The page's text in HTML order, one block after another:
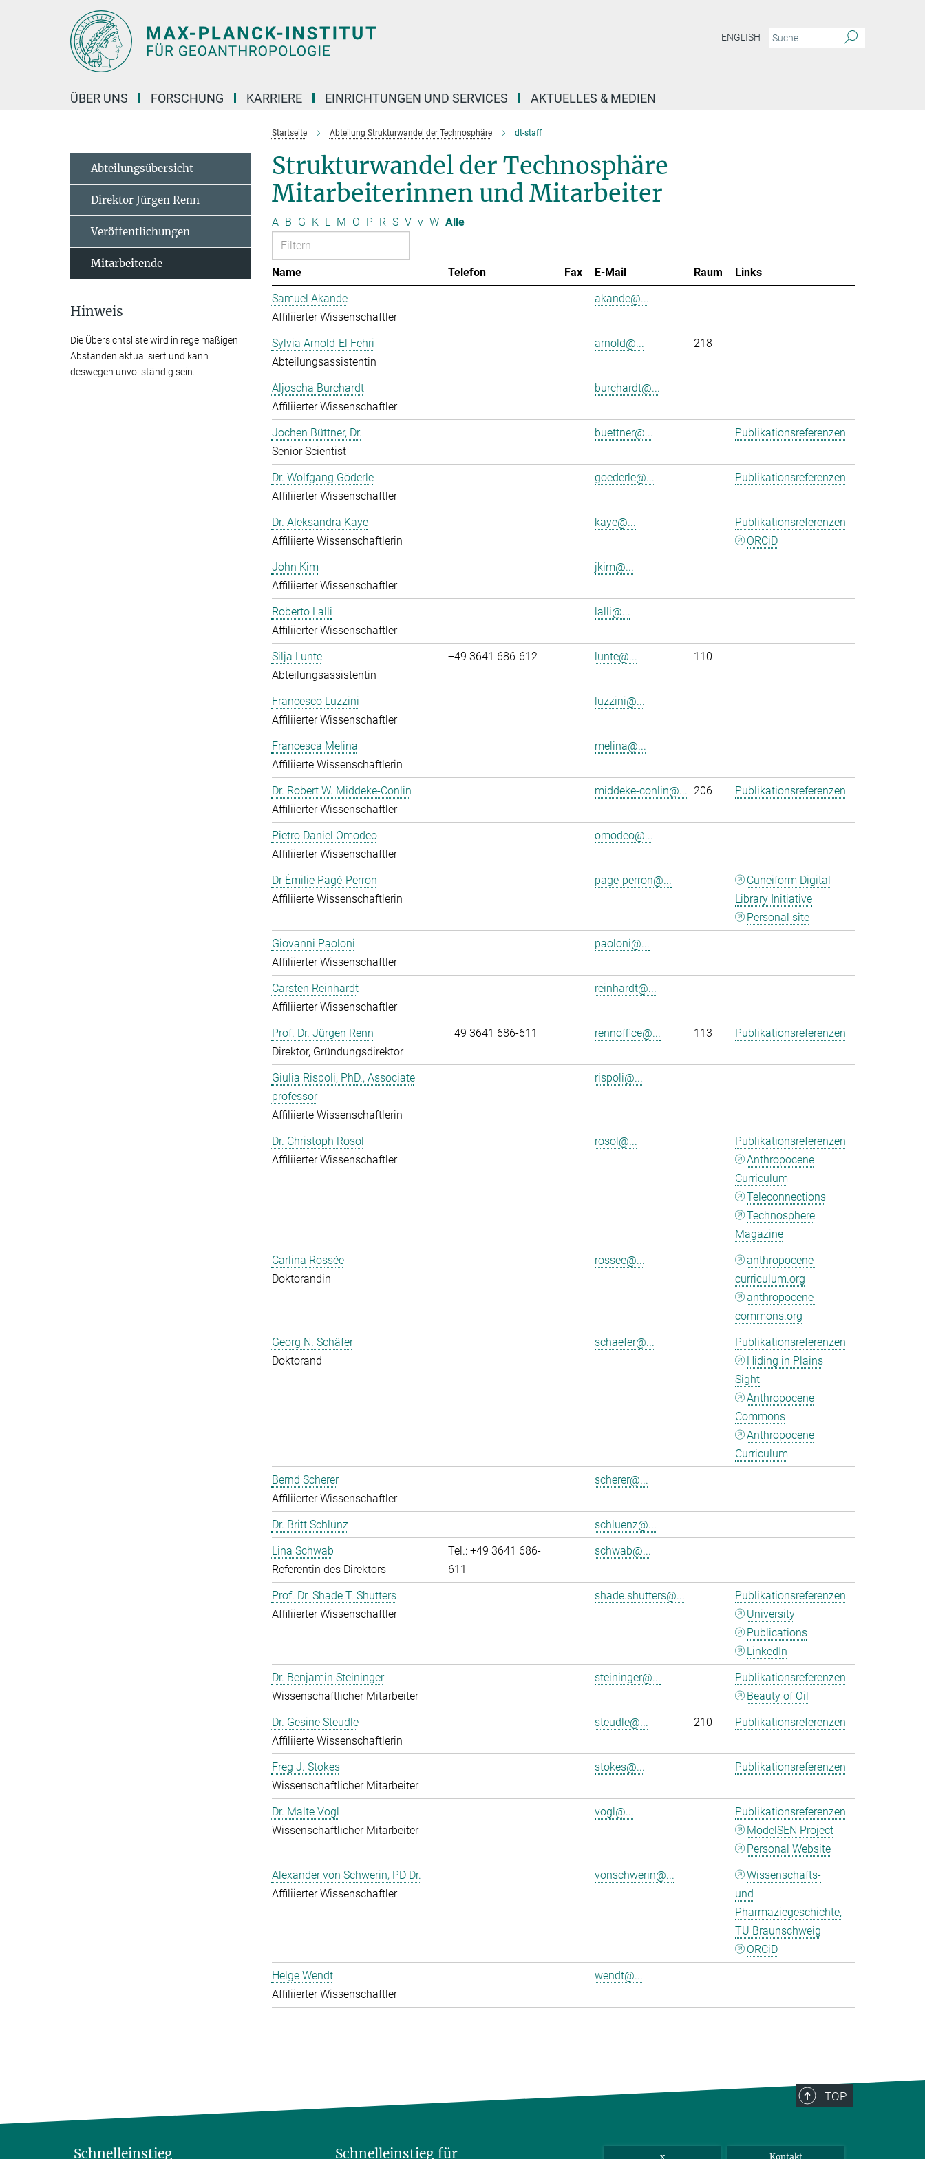
ENGLISH
ÜBER UNS FORSCHUNG KARRIERE EINRICHTUNGEN UND SERVICES AKTUELLES & MEDIEN
Startseite Abteilung Strukturwandel der Technosphäre dt-staff
Strukturwandel der Technosphäre
Mitarbeiterinnen und Mitarbeiter
A B G K L M O P R S V v W Alle
Name Telefon Fax E-Mail Raum
Links
Samuel Akande
Affiliierter Wissenschaftler
akande@...
Sylvia Arnold-El Fehri
Abteilungsassistentin
arnold@... 218
Aljoscha Burchardt
Affiliierter Wissenschaftler
burchardt@...
Jochen Büttner, Dr.
Senior Scientist
buettner@... Publikationsreferenzen
Dr. Wolfgang Göderle
Affiliierter Wissenschaftler
goederle@... Publikationsreferenzen
Dr. Aleksandra Kaye
Affiliierte Wissenschaftlerin
kaye@...
Publikationsreferenzen
ORCiD
John Kim
Affiliierter Wissenschaftler
jkim@...
Roberto Lalli
Affiliierter Wissenschaftler
lalli@...
Silja Lunte
Abteilungsassistentin
+49 3641 686-612 lunte@... 110
Francesco Luzzini
Affiliierter Wissenschaftler
luzzini@...
Francesca Melina
Affiliierte Wissenschaftlerin
melina@...
Dr. Robert W. Middeke-Conlin
Affiliierter Wissenschaftler
middeke-conlin@... 206 Publikationsreferenzen
Pietro Daniel Omodeo
Affiliierter Wissenschaftler
omodeo@...
Dr Émilie Pagé-Perron
Affiliierte Wissenschaftlerin
page-perron@...
Cuneiform Digital
Library Initiative
Personal site
Giovanni Paoloni
Affiliierter Wissenschaftler
paoloni@...
Carsten Reinhardt
Affiliierter Wissenschaftler
reinhardt@...
Prof. Dr. Jürgen Renn
Direktor, Gründungsdirektor
+49 3641 686-611 rennoffice@... 113 Publikationsreferenzen
Giulia Rispoli, PhD., Associate
professor
Affiliierte Wissenschaftlerin
rispoli@...
Dr. Christoph Rosol
Affiliierter Wissenschaftler
rosol@...
Publikationsreferenzen
Anthropocene
Curriculum
Teleconnections
Technosphere
Magazine
Carlina Rossée
Doktorandin
rossee@...
anthropocene-
curriculum.org
anthropocene-
commons.org
Georg N. Schäfer
Doktorand
schaefer@...
Publikationsreferenzen
Hiding in Plains
Sight
Anthropocene
Commons
Anthropocene
Curriculum
Bernd Scherer
Affiliierter Wissenschaftler
scherer@...
Dr. Britt Schlünz
schluenz@...
Lina Schwab
Referentin des Direktors
Tel.: +49 3641 686-
611
schwab@...
Prof. Dr. Shade T. Shutters
Affiliierter Wissenschaftler
shade.shutters@...
Publikationsreferenzen
University
Publications
LinkedIn
Dr. Benjamin Steininger
Wissenschaftlicher Mitarbeiter
steininger@...
Publikationsreferenzen
Beauty of Oil
Dr. Gesine Steudle
Affiliierte Wissenschaftlerin
steudle@... 210 Publikationsreferenzen
Freg J. Stokes
Wissenschaftlicher Mitarbeiter
stokes@... Publikationsreferenzen
Dr. Malte Vogl
Wissenschaftlicher Mitarbeiter
vogl@...
Publikationsreferenzen
ModelSEN Project
Personal Website
Alexander von Schwerin, PD Dr.
Affiliierter Wissenschaftler
vonschwerin@...
Wissenschafts-
und
Pharmaziegeschichte,
TU Braunschweig
ORCiD
Helge Wendt
Affiliierter Wissenschaftler
wendt@...
Abteilungsübersicht
Direktor Jürgen Renn
Veröffentlichungen
Mitarbeitende
Hinweis
Die Übersichtsliste wird in regelmäßigen
Abständen aktualisiert und kann
deswegen unvollständig sein.
TOP
Schnelleinstieg Schnelleinstieg für x Kontakt